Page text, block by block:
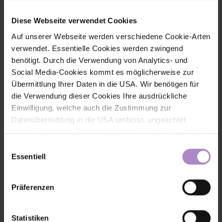
Diese Webseite verwendet Cookies
Auf unserer Webseite werden verschiedene Cookie-Arten
verwendet. Essentielle Cookies werden zwingend
benötigt. Durch die Verwendung von Analytics- und
Social Media-Cookies kommt es möglicherweise zur
Übermittlung Ihrer Daten in die USA. Wir benötigen für
die Verwendung dieser Cookies Ihre ausdrückliche
Einwilligung, welche auch die Zustimmung zur
Datenübermittlung in die USA umfasst, ungeachtet
dessen, dass das Datenschutzniveau in den USA nicht
für die Rechte und Freiheiten der betroffenen Personen
nach sich ziehen kann. Die Einwilligung erteilen Sie
dadurch, dass Sie die ausgewählten Cookies durch
Aktivierung des Buttons akzeptieren. Sie können Ihre
das runde co Symbol rechts unten auf der Webseite -
Essentiell
Präferenzen
Statistiken
warum echte Begegnungen wichtiger als sportliche
#wirtschaft
#startupvorarlberg